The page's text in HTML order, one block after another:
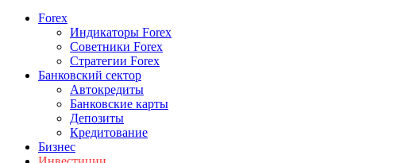
Forex
Индикаторы Forex
Советники Forex
Стратегии Forex
Банковский сектор
Автокредиты
Банковские карты
Депозиты
Кредитование
Бизнес